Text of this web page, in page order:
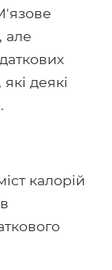
але
деякі
калорій